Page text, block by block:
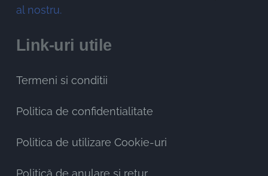
al nostru.
Link-uri utile
Termeni si conditii
Politica de confidentialitate
Politica de utilizare Cookie-uri
Politică de anulare si retur